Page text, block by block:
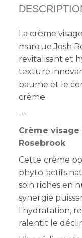
La crème visage
marque Josh
revitalisant et
texture
baume et le
crème.
---
Crème
Rosebrook
Cette crème
phyto-actifs
soin riches en
synergie
l'hydratation,
ralentit le